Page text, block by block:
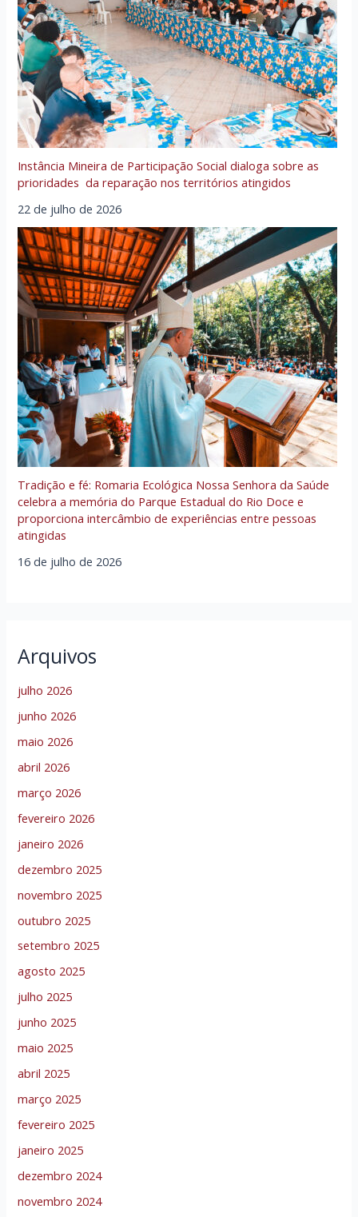
Instância Mineira de Participação Social dialoga sobre as
prioridades da reparação nos territórios atingidos
22 de julho de 2026
Tradição e fé: Romaria Ecológica Nossa Senhora da Saúde
celebra a memória do Parque Estadual do Rio Doce e
proporciona intercâmbio de experiências entre pessoas
atingidas
16 de julho de 2026
Arquivos
julho 2026
junho 2026
maio 2026
abril 2026
março 2026
fevereiro 2026
janeiro 2026
dezembro 2025
novembro 2025
outubro 2025
setembro 2025
agosto 2025
julho 2025
junho 2025
maio 2025
abril 2025
março 2025
fevereiro 2025
janeiro 2025
dezembro 2024
novembro 2024